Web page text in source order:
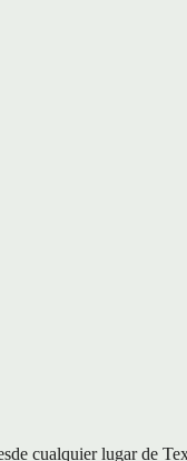
cualquier lugar de